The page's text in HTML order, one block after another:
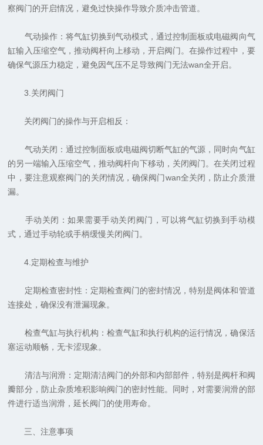
察阀门的开启情况，避免过快操作导致介质冲击管道。
气动操作：将气缸切换到气动模式，通过控制面板或电磁阀向气
缸输入压缩空气，推动阀杆向上移动，开启阀门。在操作过程中，要
确保气源压力稳定，避免因气压不足导致阀门无法wan全开启。
3.关闭阀门
关闭阀门的操作与开启相反：
气动关闭：通过控制面板或电磁阀切断气缸的气源，同时向气缸
的另一端输入压缩空气，推动阀杆向下移动，关闭阀门。在关闭过程
中，要注意观察阀门的关闭情况，确保阀门wan全关闭，防止介质泄
漏。
手动关闭：如果需要手动关闭阀门，可以将气缸切换到手动模
式，通过手动轮或手柄缓慢关闭阀门。
4.定期检查与维护
定期检查密封性：定期检查阀门的密封情况，特别是阀体和管道
连接处，确保没有泄漏现象。
检查气缸与执行机构：检查气缸和执行机构的运行情况，确保活
塞运动顺畅，无卡涩现象。
清洁与润滑：定期清洁阀门的外部和内部部件，特别是阀杆和阀
瓣部分，防止杂质堆积影响阀门的密封性能。同时，对需要润滑的部
件进行适当润滑，延长阀门的使用寿命。
三、注意事项